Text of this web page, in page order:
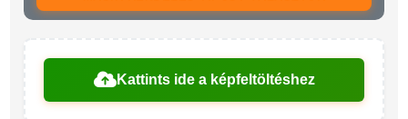
Kattints ide a képfeltöltéshez